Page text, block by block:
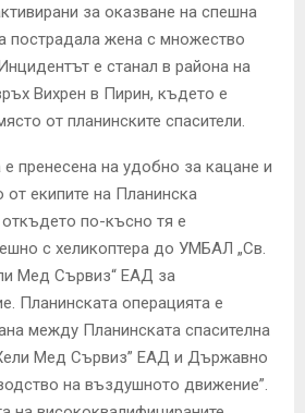
за оказване на спешна
пострадала жена с множество
е станал в района на
Вихрен в Пирин, където е
от планинските спасители.
пренесена на удобно за кацане и
от екипите на Планинска
по-късно тя е
с хеликоптера до УМБАЛ „Св.
Мед Сървиз“ ЕАД за
Планинската операцията е
между Планинската спасителна
Мед Сървиз” ЕАД и Държавно
на въздушното движение”.